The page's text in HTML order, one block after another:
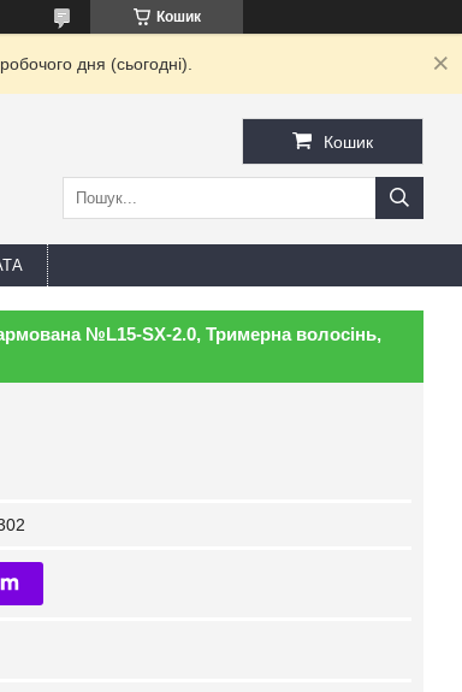
Кошик
дня (сьогодні).
Кошик
№L15-SX-2.0, Тримерна волосінь,